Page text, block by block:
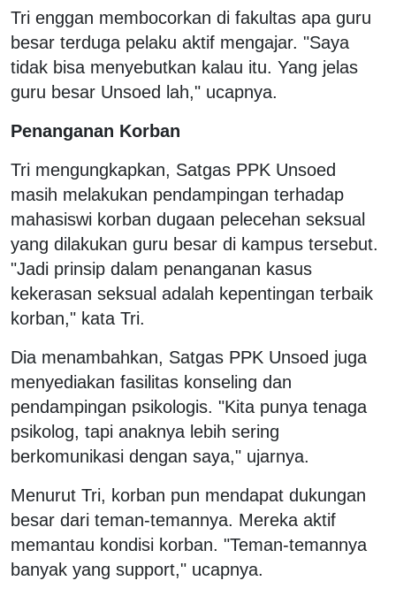
Tri enggan membocorkan di fakultas apa guru
besar terduga pelaku aktif mengajar. "Saya
tidak bisa menyebutkan kalau itu. Yang jelas
guru besar Unsoed lah," ucapnya.
Penanganan Korban
Tri mengungkapkan, Satgas PPK Unsoed
masih melakukan pendampingan terhadap
mahasiswi korban dugaan pelecehan seksual
yang dilakukan guru besar di kampus tersebut.
"Jadi prinsip dalam penanganan kasus
kekerasan seksual adalah kepentingan terbaik
korban," kata Tri.
Dia menambahkan, Satgas PPK Unsoed juga
menyediakan fasilitas konseling dan
pendampingan psikologis. "Kita punya tenaga
psikolog, tapi anaknya lebih sering
berkomunikasi dengan saya," ujarnya.
Menurut Tri, korban pun mendapat dukungan
besar dari teman-temannya. Mereka aktif
memantau kondisi korban. "Teman-temannya
banyak yang support," ucapnya.